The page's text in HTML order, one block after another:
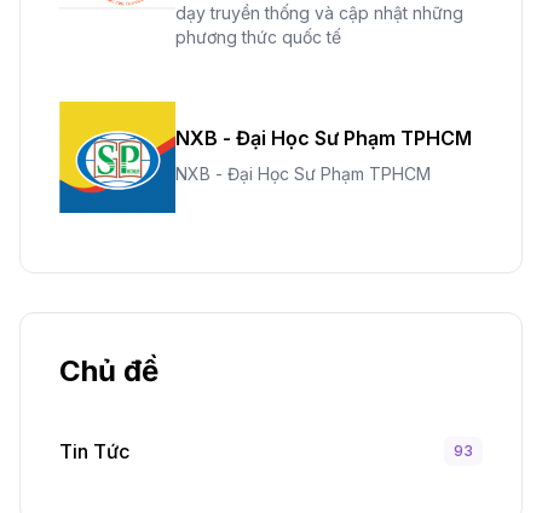
dạy truyền thống và cập nhật những
phương thức quốc tế
NXB - Đại Học Sư Phạm TPHCM
NXB - Đại Học Sư Phạm TPHCM
Chủ đề
Tin Tức 93